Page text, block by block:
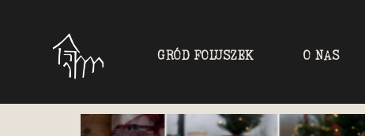
GRÓD FOLUSZEK O NAS